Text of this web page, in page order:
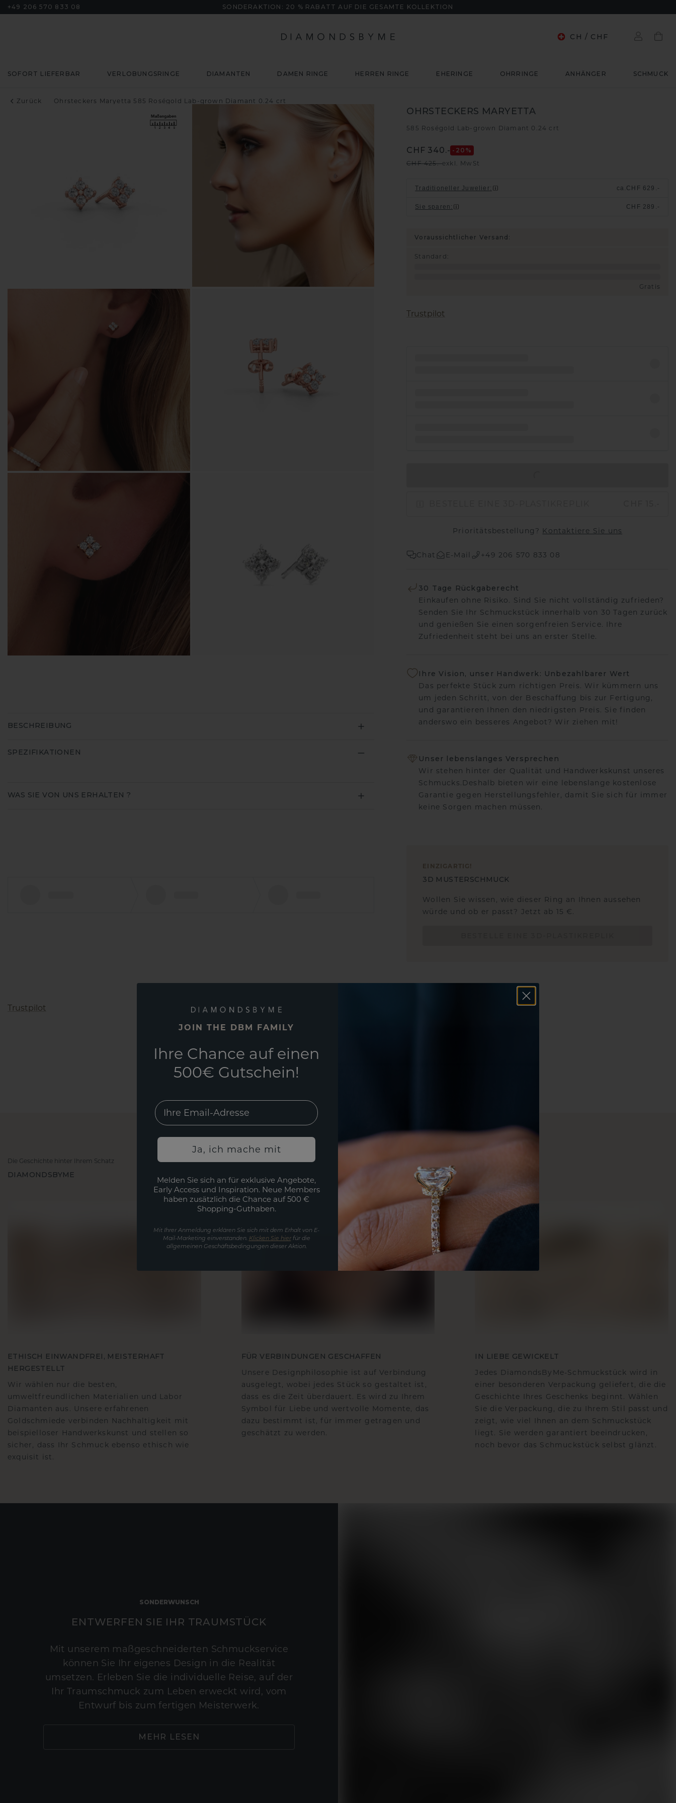
+49 206 570 833 08 SONDERAKTION: 20 % RABATT AUF DIE GESAMTE KOLLEKTION
CH / CHF
SOFORT LIEFERBAR VERLOBUNGSRINGE DIAMANTEN DAMEN RINGE HERREN RINGE EHERINGE OHRRINGE ANHÄNGER SCHMUCK
Zurück Ohrsteckers Maryetta 585 Roségold Lab-grown Diamant 0.24 crt
OHRSTECKERS MARYETTA
585 Roségold Lab-grown Diamant 0.24 crt
CHF 340.- -20 %
CHF 425.-exkl. MwSt
Traditioneller Juwelier: ca. CHF 629.-
Sie sparen : CHF 289.-
Voraussichtlicher Versand:
Standard :
Gratis
Trustpilot
Prioritätsbestellung? Kontaktiere Sie uns
Chat E-Mail +49 206 570 833 08
30 Tage Rückgaberecht
Einkaufen ohne Risiko. Sind Sie nicht vollständig zufrieden?
Senden Sie Ihr Schmuckstück innerhalb von 30 Tagen zurück
und genießen Sie einen sorgenfreien Service. Ihre
Zufriedenheit steht bei uns an erster Stelle.
Ihre Vision, unser Handwerk: Unbezahlbarer Wert
Das perfekte Stück zum richtigen Preis. Wir kümmern uns
um jeden Schritt, von der Beschaffung bis zur Fertigung,
und garantieren Ihnen den niedrigsten Preis. Sie finden
anderswo ein besseres Angebot? Wir ziehen mit!
Unser lebenslanges Versprechen
Wir stehen hinter der Qualität und Handwerkskunst unseres
Schmucks.Deshalb bieten wir eine lebenslange kostenlose
Garantie gegen Herstellungsfehler, damit Sie sich für immer
keine Sorgen machen müssen.
EINZIGARTIG !
3D MUSTERSCHMUCK
Wollen Sie wissen, wie dieser Ring an Ihnen aussehen
würde und ob er passt? Jetzt ab 15 €.
BESCHREIBUNG
SPEZIFIKATIONEN
WAS SIE VON UNS ERHALTEN ?
Trustpilot
Die Geschichte hinter Ihrem Schatz
DIAMONDSBYME
ETHISCH EINWANDFREI, MEISTERHAFT
HERGESTELLT
Wir wählen nur die besten,
umweltfreundlichen Materialien und Labor
Diamanten aus. Unsere erfahrenen
Goldschmiede verbinden Nachhaltigkeit mit
beispielloser Handwerkskunst und stellen so
sicher, dass Ihr Schmuck ebenso ethisch wie
exquisit ist.
FÜR VERBINDUNGEN GESCHAFFEN
Unsere Designphilosophie ist auf Verbindung
ausgelegt, wobei jedes Stück so gestaltet ist,
dass es die Zeit überdauert. Es wird zu Ihrem
Symbol für Liebe und wertvolle Momente, das
dazu bestimmt ist, für immer getragen und
geschätzt zu werden.
IN LIEBE GEWICKELT
Jedes DiamondsByMe-Schmuckstück wird in
einer besonderen Verpackung geliefert, die die
Geschichte Ihres Geschenks beginnt. Wählen
Sie die Verpackung, die zu Ihrem Stil passt und
zeigt, wie viel Ihnen an dem Schmuckstück
liegt. Sie werden garantiert beeindrucken,
noch bevor das Schmuckstück selbst glänzt.
SONDERWUNSCH
ENTWERFEN SIE IHR TRAUMSTÜCK
Mit unserem maßgeschneiderten Schmuckservice
können Sie Ihr eigenes Design in die Realität
umsetzen. Erleben Sie die individuelle Reise, auf der
Ihr Traumschmuck zum Leben erweckt wird, vom
Entwurf bis zum fertigen Meisterwerk.
MEHR LESEN
JOIN THE DBM FAMILY
Ihre Chance auf einen
500€ Gutschein!
EMail
Ja, ich mache mit
Melden Sie sich an für exklusive Angebote,
Early Access und Inspiration. Neue Members
haben zusätzlich die Chance auf 500 €
Shopping-Guthaben.
Mit Ihrer Anmeldung erklären Sie sich mit dem Erhalt von E-
Mail-Marketing einverstanden. Klicken Sie hierfür die
allgemeinen Geschäftsbedingungen dieser Aktion.